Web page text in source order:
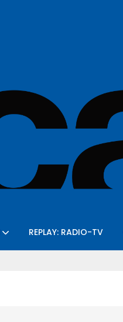
REPLAY: RADIO-TV